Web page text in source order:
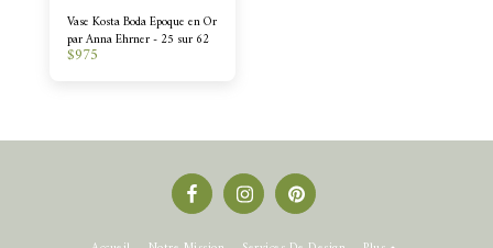
Vase Kosta Boda Epoque en Or
par Anna Ehrner - 25 sur 62
$975